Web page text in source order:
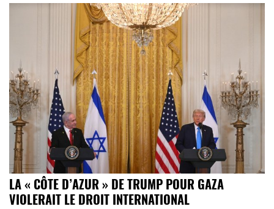
LA « CÔTE D’AZUR » DE TRUMP POUR GAZA
VIOLERAIT LE DROIT INTERNATIONAL